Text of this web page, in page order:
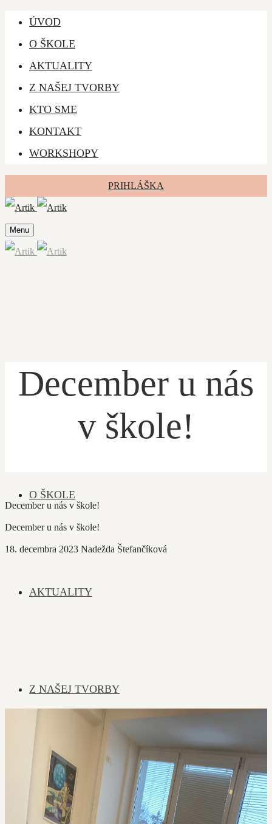
ÚVOD
O ŠKOLE
AKTUALITY
Z NAŠEJ TVORBY
KTO SME
KONTAKT
WORKSHOPY
PRIHLÁŠKA
Menu
ÚVOD
O ŠKOLE
AKTUALITY
Z NAŠEJ TVORBY
KTO SME
December u nás
v škole!
December u nás v škole!
December u nás v škole!
18. decembra 2023 Nadežda Štefančíková